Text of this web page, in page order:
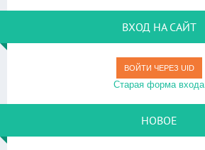
ВХОД НА САЙТ
ВОЙТИ ЧЕРЕЗ UID
Старая форма входа
НОВОЕ